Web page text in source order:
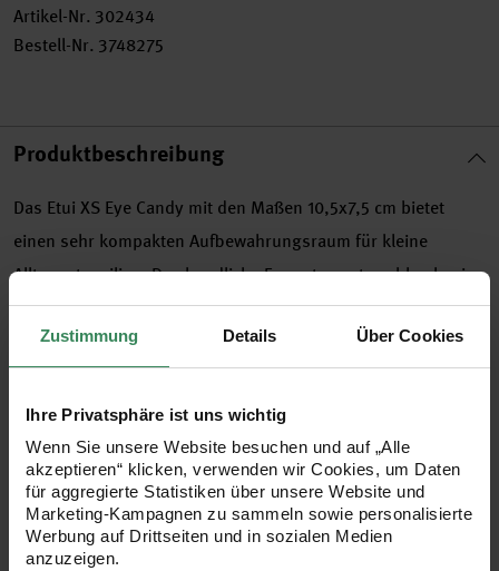
Zustimmung Details Über Cookies
Ihre Privatsphäre ist uns wichtig
Wenn Sie unsere Website besuchen und auf „Alle
akzeptieren“ klicken, verwenden wir Cookies, um Daten
für aggregierte Statistiken über unsere Website und
Marketing-Kampagnen zu sammeln sowie personalisierte
Werbung auf Drittseiten und in sozialen Medien
anzuzeigen.
Artikel-Nr. 302434
Bestell-Nr. 3748275
Produktbeschreibung
Das Etui XS Eye Candy mit den Maßen 10,5x7,5 cm bietet
einen sehr kompakten Aufbewahrungsraum für kleine
Alltagsutensilien. Das handliche Format passt problemlos in
Taschen oder Schubladen und hält wichtige Kleinteile
übersichtlich beisammen. Die sorgfältige Verarbeitung sorgt
für Stabilität, während das dekorative Design einen
modernen Akzent setzt. Auf diese Weise entsteht ein
vielseitiges Accessoire, das sowohl unterwegs als auch im
Arbeitsalltag für geordnete Ablage sorgt.